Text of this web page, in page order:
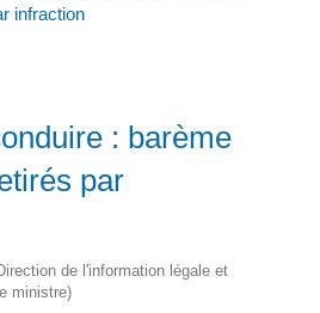
infraction
: barème
par
de l'information légale et
ministre)